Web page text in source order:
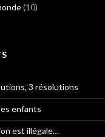
(10)
3 résolutions
enfants
est illégale…